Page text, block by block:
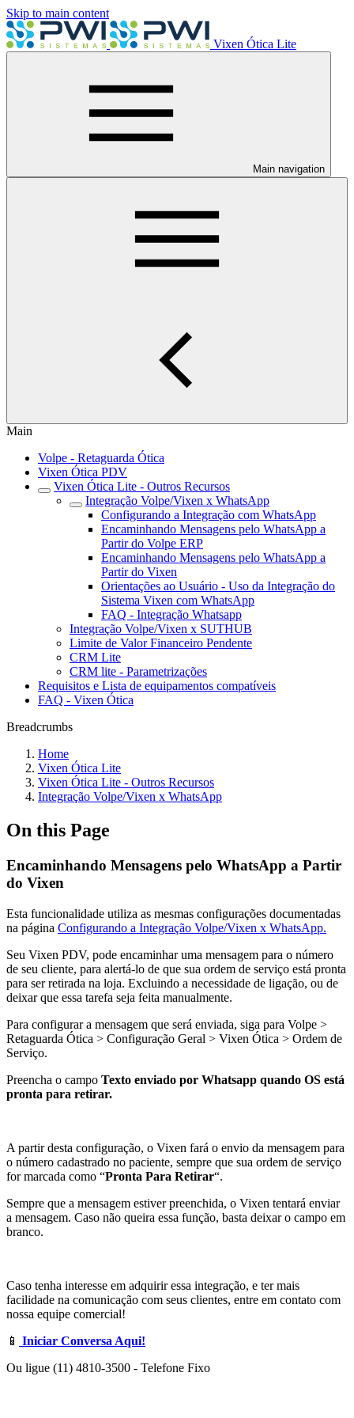
Skip to main content
Vixen Ótica Lite
Main navigation
Main
Volpe - Retaguarda Ótica
Vixen Ótica PDV
Vixen Ótica Lite - Outros Recursos
Integração Volpe/Vixen x WhatsApp
Configurando a Integração com WhatsApp
Encaminhando Mensagens pelo WhatsApp a
Partir do Volpe ERP
Encaminhando Mensagens pelo WhatsApp a
Partir do Vixen
Orientações ao Usuário - Uso da Integração do
Sistema Vixen com WhatsApp
FAQ - Integração Whatsapp
Integração Volpe/Vixen x SUTHUB
Limite de Valor Financeiro Pendente
CRM Lite
CRM lite - Parametrizações
Requisitos e Lista de equipamentos compatíveis
FAQ - Vixen Ótica
Breadcrumbs
Home
Vixen Ótica Lite
Vixen Ótica Lite - Outros Recursos
Integração Volpe/Vixen x WhatsApp
On this Page
Encaminhando Mensagens pelo WhatsApp a Partir
do Vixen
Esta funcionalidade utiliza as mesmas configurações documentadas
na página Configurando a Integração Volpe/Vixen x WhatsApp.
Seu Vixen PDV, pode encaminhar uma mensagem para o número
de seu cliente, para alertá-lo de que sua ordem de serviço está pronta
para ser retirada na loja. Excluindo a necessidade de ligação, ou de
deixar que essa tarefa seja feita manualmente.
Para configurar a mensagem que será enviada, siga para Volpe >
Retaguarda Ótica > Configuração Geral > Vixen Ótica > Ordem de
Serviço.
Preencha o campo Texto enviado por Whatsapp quando OS está
pronta para retirar.
A partir desta configuração, o Vixen fará o envio da mensagem para
o número cadastrado no paciente, sempre que sua ordem de serviço
for marcada como “Pronta Para Retirar“.
Sempre que a mensagem estiver preenchida, o Vixen tentará enviar
a mensagem. Caso não queira essa função, basta deixar o campo em
branco.
Caso tenha interesse em adquirir essa integração, e ter mais
facilidade na comunicação com seus clientes, entre em contato com
nossa equipe comercial!
📱 Iniciar Conversa Aqui!
Ou ligue (11) 4810-3500 - Telefone Fixo